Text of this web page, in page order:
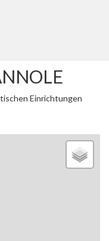
Einrichtungen